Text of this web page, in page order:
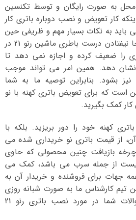
باتری رنو 21 در محل به صورت رایگان و توسط تکنسین
کار تعویض و نصب دوباره باتری کار
باید به نکات بسیار مهم و ظریفی حین
اجرای کار دقت داشت. جا نیفتادن درست باطری ماشین رنو 21 در
را ضعیف کرده و اجازه نمی دهد تا
نشان دهد. همین امر می تواند موجب
بشود. بنابراین توصیه ما به شما
است که برای تعویض باتری کهنه با نو
کمک بگیرید.
کهنه خود را دور بریزید. بلکه با
از قیمت باتری نو خریداری شده می
بازیافت چنین محصولی که حاوی
از جمله سرب می باشد، کمک می
جهات برای فروشنده و خریدار آن به
تیم کارشناس ما به صورت شبانه روزی
آماده پاسخگویی به سوالات شما در مورد نصب باتری رنو 21